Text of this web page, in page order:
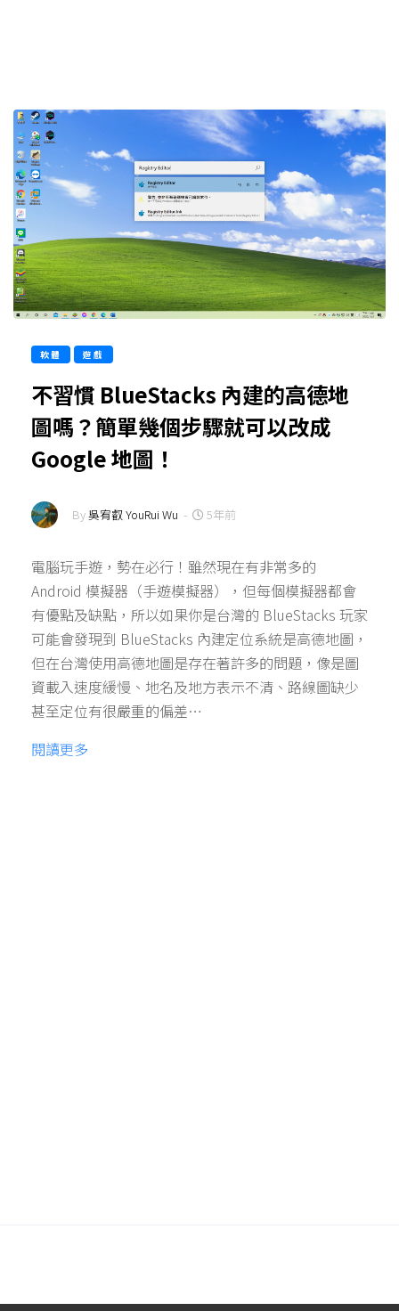
軟體 遊戲
不習慣 BlueStacks 內建的高德地
圖嗎？簡單幾個步驟就可以改成
Google 地圖！
By吳宥叡 YouRui Wu - 5年前
電腦玩手遊，勢在必行！雖然現在有非常多的
Android 模擬器（手遊模擬器），但每個模擬器都會
有優點及缺點，所以如果你是台灣的 BlueStacks 玩家
可能會發現到 BlueStacks 內建定位系統是高德地圖，
但在台灣使用高德地圖是存在著許多的問題，像是圖
資載入速度緩慢、地名及地方表示不清、路線圖缺少
甚至定位有很嚴重的偏差…
閱讀更多